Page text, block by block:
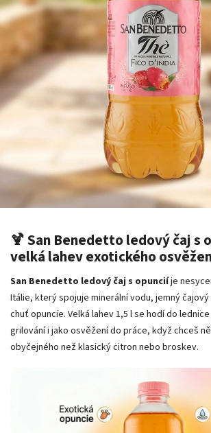
🍹 San Benedetto ledový čaj s
velká lahev exotického
San Benedetto ledový čaj s opunciíje
Itálie, který spojuje minerální vodu, jemný čajový
chuť opuncie. Velká lahev 1,5 l se hodí do
grilování i jako osvěžení do práce, když chceš
obyčejného než klasický citron nebo broskev.